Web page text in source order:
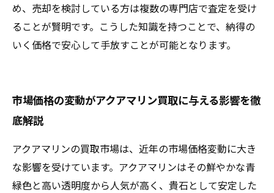
め、売却を検討している方は複数の専門店で査定を受け
ることが賢明です。こうした知識を持つことで、納得の
いく価格で安心して手放すことが可能となります。
市場価格の変動がアクアマリン買取に与える影響を徹
底解説
アクアマリンの買取市場は、近年の市場価格変動に大き
な影響を受けています。アクアマリンはその鮮やかな青
緑色と高い透明度から人気が高く、貴石として安定した